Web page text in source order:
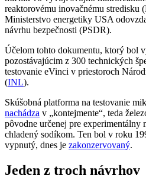
reaktorovému inovačnému stredisku
Ministerstvo energetiky USA
návrhu bezpečnosti (PSDR).
Účelom tohto dokumentu, ktorý bol
pozostávajúcim z 300 technických
testovanie eVinci v priestoroch
(INL).
Skúšobná platforma na testovanie
nachádza v „kontejmente“, teda
pôvodne určenej pre
chladený sodíkom. Ten bol v roku
vypnutý, dnes je zakonzervovaný.
Jeden z troch návrhov